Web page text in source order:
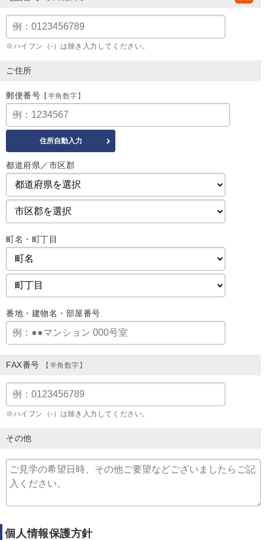
※ハイフン（-）は除き入力してください。
ご住所
郵便番号 【半角数字】
都道府県／市区郡
町名・町丁目
番地・建物名・部屋番号
FAX番号 【半角数字】
※ハイフン（-）は除き入力してください。
その他
個人情報保護方針